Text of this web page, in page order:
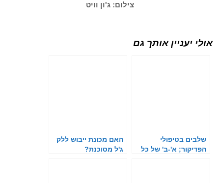
צילום: ג'ון וויט
אולי יעניין אותך גם
שלבים בטיפולי
הפדיקור; א'-ב' של כל
האם מכונת ייבוש ללק
ג'ל מסוכנת?